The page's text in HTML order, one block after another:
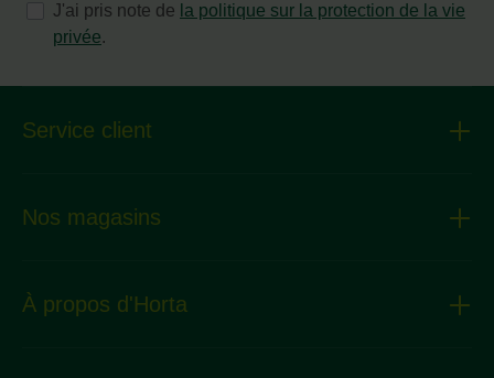
J'ai pris note de la politique sur la protection de la vie
privée.
Service client
Nos magasins
À propos d'Horta